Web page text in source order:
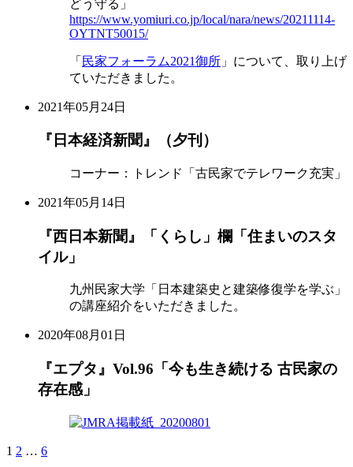
どう守る」
https://www.yomiuri.co.jp/local/nara/news/20211114-
OYTNT50015/
「 民家フォーラム2021御所 」について、取り上げ
ていただきました。
2021年05月24日
『日本経済新聞』（夕刊）
コーナー：トレンド「古民家でテレワーク充実」
2021年05月14日
『西日本新聞』「くらし」欄「住まいのスタ
イル」
九州民家大学「日本建築史と建築修復学を学ぶ」
の講座紹介をいただきました。
2020年08月01日
『エプタ』Vol.96「今も生き続ける 古民家の
存在感」
投
1 2 … 6次